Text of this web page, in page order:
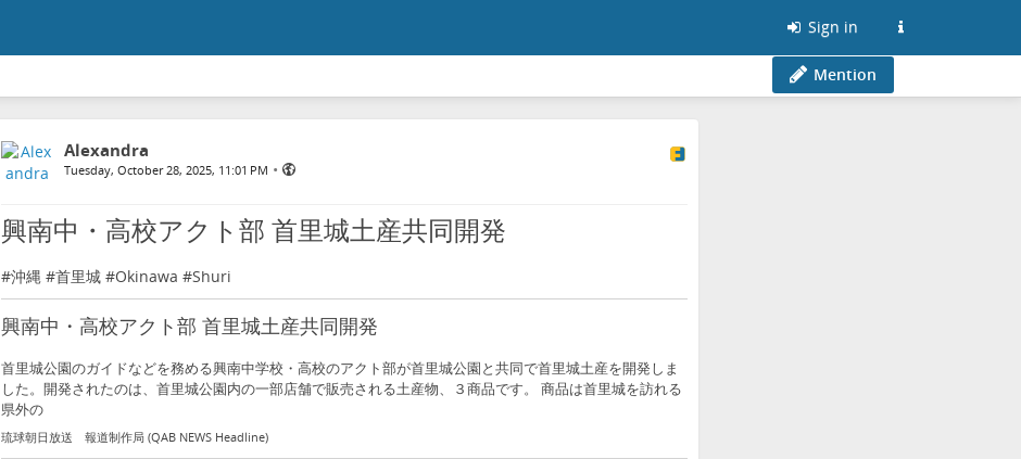
Sign in
Mention
Alexandra
Tuesday, October 28, 2025, 11:01 PM •
興南中・高校アクト部 首里城土産共同開発
#沖縄#首里城#Okinawa #Shuri
興南中・高校アクト部 首里城土産共同開発
首里城公園のガイドなどを務める興南中学校・高校のアクト部が首里城公園と共同で首里城土産を開発しま
した。開発されたのは、首里城公園内の一部店舗で販売される土産物、３商品です。 商品は首里城を訪れる
県外の
琉球朝日放送 報道制作局 (QAB NEWS Headline)